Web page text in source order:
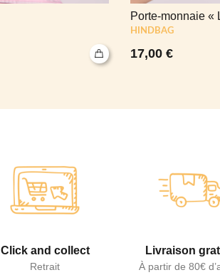
Porte-monnaie «
HINDBAG
17,00 €
Click and collect
Retrait
Livraison
À partir de 80€